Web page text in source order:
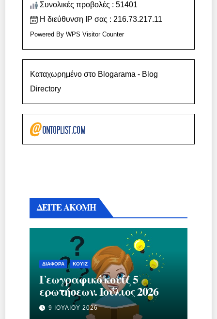
Συνολικές προβολές : 51401
Η διεύθυνση IP σας : 216.73.217.11
Powered ByWPS Visitor Counter
Καταχωρημένο στο Blogarama - Blog
Directory
ΔΕΙΤΕ ΑΚΟΜΗ
ΔΙΆΦΟΡΑ ΚΟΥΊΖ
Γεωγραφικό κουίζ 5
ερωτήσεων. Ιούλιος 2026
9 ΙΟΥΛΊΟΥ 2026